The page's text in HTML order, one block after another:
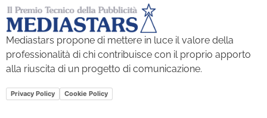
Mediastars propone di mettere in luce il valore della
professionalità di chi contribuisce con il proprio apporto
alla riuscita di un progetto di comunicazione.
Privacy Policy Cookie Policy